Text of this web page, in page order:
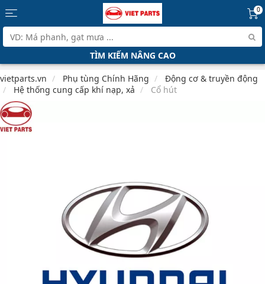
0
TÌM KIẾM NÂNG CAO
vietparts.vn Phụ tùng Chính Hãng
Động cơ & truyền động
Hệ thống cung cấp khí nạp, xả
Cổ hút